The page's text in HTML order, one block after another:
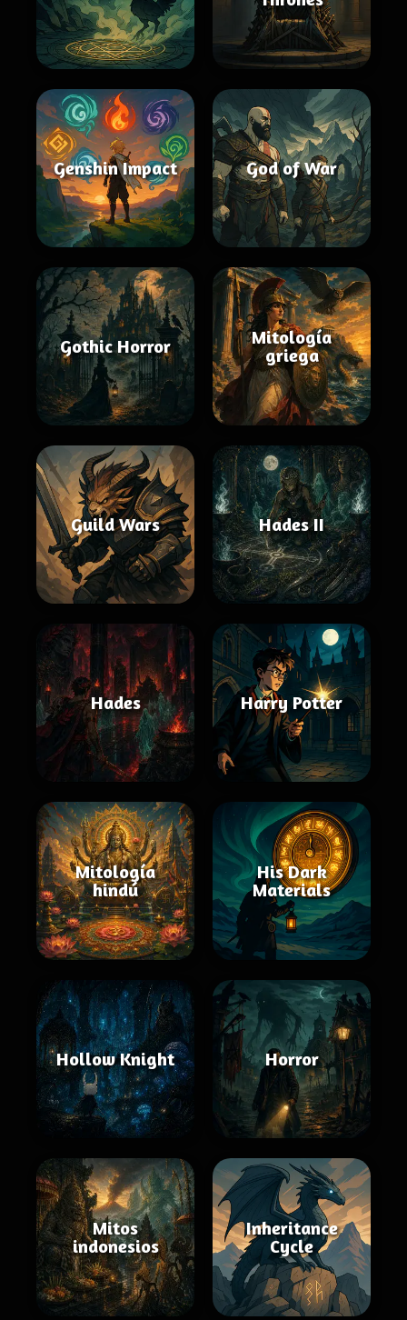
Genshin Impact God of War
Gothic Horror
Mitología
griega
Guild Wars Hades II
Hades Harry Potter
Mitología
hindú
His Dark
Materials
Hollow Knight Horror
Mitos
indonesios
Inheritance
Cycle